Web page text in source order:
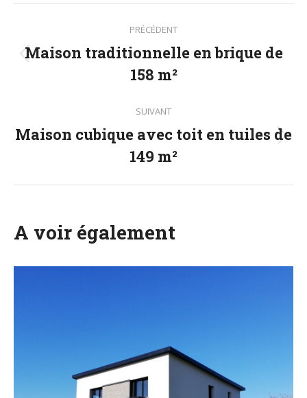
Navigation
de
commentaire
PRÉCÉDENT
Onglet
précédent
Maison traditionnelle en brique de
158 m²
SUIVANT
Projets
similaires
Maison cubique avec toit en tuiles de
149 m²
A voir également